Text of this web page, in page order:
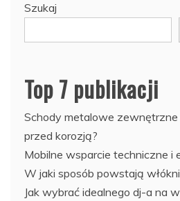
Szukaj
Top 7 publikacji
Schody metalowe zewnętrzne
przed korozją?
Mobilne wsparcie techniczne i
W jaki sposób powstają
Jak wybrać idealnego dj-a na